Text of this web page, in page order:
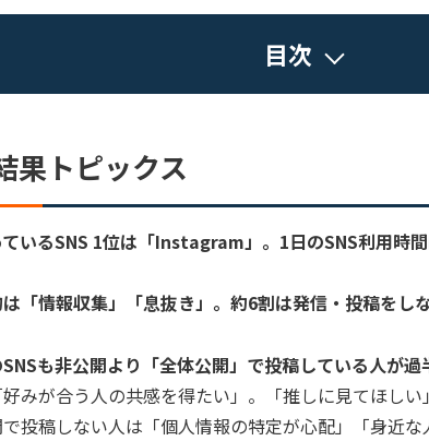
目次
果トピックス
ているSNS 1位は「Instagram」。1日のSNS利用時
「情報収集」「息抜き」。約6割は発信・投稿をし
SNSも非公開より「全体公開」で投稿している人が過
みが合う人の共感を得たい」。「推しに見てほしい
投稿しない人は「個人情報の特定が心配」「身近な